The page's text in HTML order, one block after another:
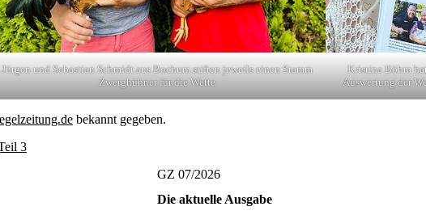
Jürgen und Sebastian Schmidt aus Bochum stiften jeweils einen Stamm
Zwerghühner für die Wette
Kristina Böhm
Auswertung der
bekannt gegeben.
3
GZ 07/2026
Die aktuelle Ausgabe